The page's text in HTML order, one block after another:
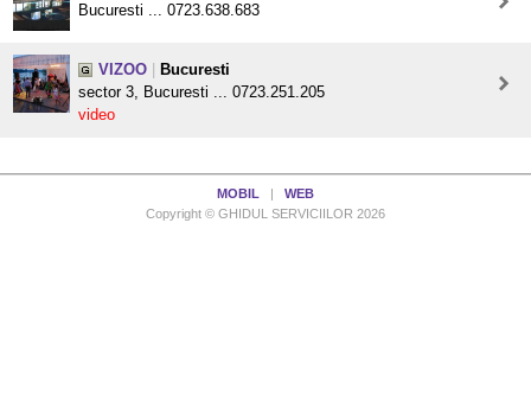
Bucuresti ... 0723.638.683
VIZOO
Bucuresti
sector 3, Bucuresti ... 0723.251.205
video
MOBIL
WEB
Copyright © GHIDUL SERVICIILOR 2026